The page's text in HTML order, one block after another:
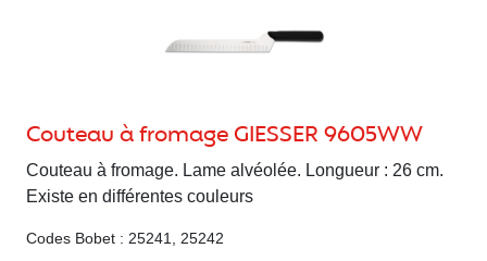
Couteau à fromage GIESSER 9605WW
Couteau à fromage. Lame alvéolée. Longueur : 26 cm.
Existe en différentes couleurs
Codes Bobet : 25241, 25242